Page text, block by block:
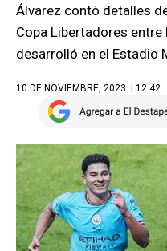
Álvarez contó detalles
Copa Libertadores entre
desarrolló en el Estadio
10 DE NOVIEMBRE, 2023 | 12.42